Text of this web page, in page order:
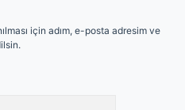
için adım, e-posta adresim ve